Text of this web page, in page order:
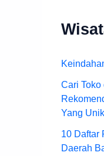
Cari
Yang
10 Daftar
Daerah